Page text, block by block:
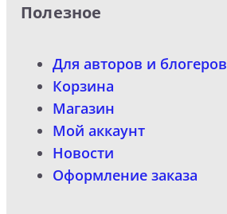
Полезное
Для авторов и блогеров
Корзина
Магазин
Мой аккаунт
Новости
Оформление заказа